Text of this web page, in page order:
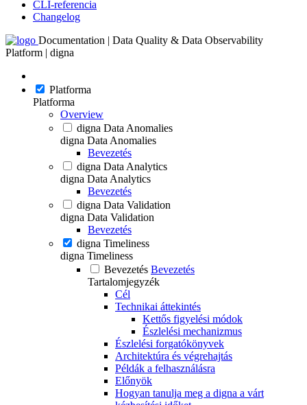
CLI-referencia
Changelog
Documentation | Data Quality & Data Observability
Platform | digna
Platforma
Platforma
Overview
digna Data Anomalies
digna Data Anomalies
Bevezetés
digna Data Analytics
digna Data Analytics
Bevezetés
digna Data Validation
digna Data Validation
Bevezetés
digna Timeliness
digna Timeliness
Bevezetés Bevezetés
Tartalomjegyzék
Cél
Technikai áttekintés
Kettős figyelési módok
Észlelési mechanizmus
Észlelési forgatókönyvek
Architektúra és végrehajtás
Példák a felhasználásra
Előnyök
Hogyan tanulja meg a digna a várt